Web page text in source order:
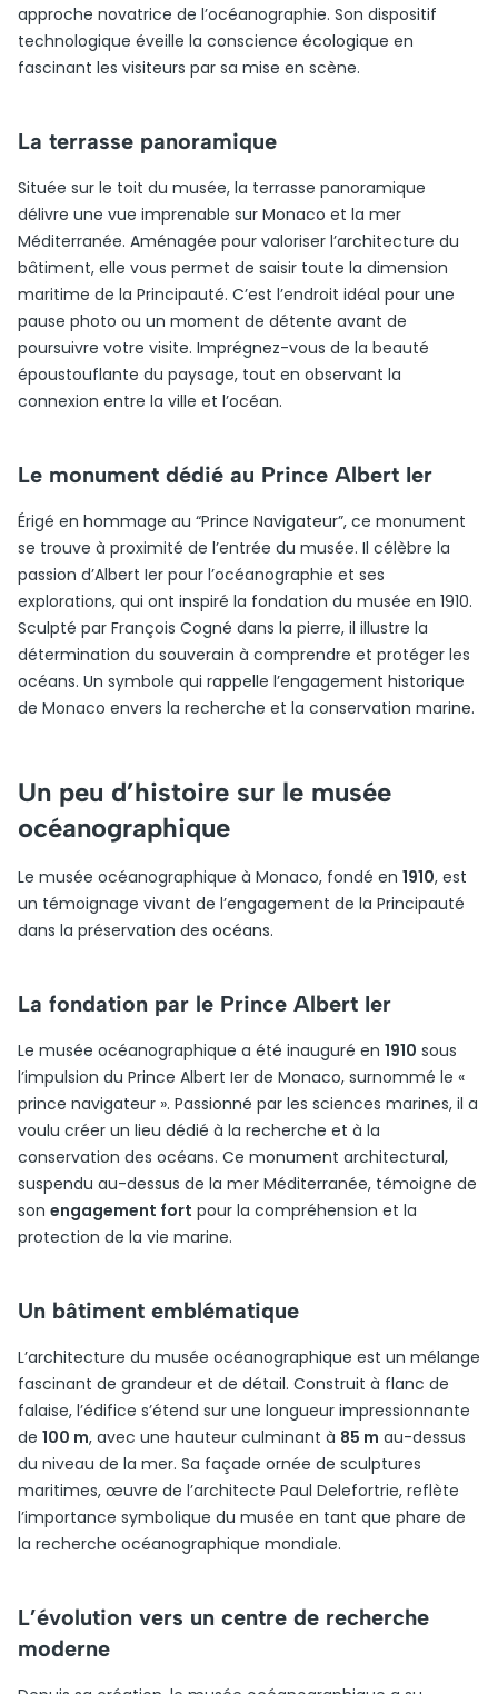
approche novatrice de l’océanographie. Son dispositif
technologique éveille la conscience écologique en
fascinant les visiteurs par sa mise en scène.
La terrasse panoramique
Située sur le toit du musée, la terrasse panoramique
délivre une vue imprenable sur Monaco et la mer
Méditerranée. Aménagée pour valoriser l’architecture du
bâtiment, elle vous permet de saisir toute la dimension
maritime de la Principauté. C’est l’endroit idéal pour une
pause photo ou un moment de détente avant de
poursuivre votre visite. Imprégnez-vous de la beauté
époustouflante du paysage, tout en observant la
connexion entre la ville et l’océan.
Le monument dédié au Prince Albert Ier
Érigé en hommage au “Prince Navigateur”, ce monument
se trouve à proximité de l’entrée du musée. Il célèbre la
passion d’Albert Ier pour l’océanographie et ses
explorations, qui ont inspiré la fondation du musée en 1910.
Sculpté par François Cogné dans la pierre, il illustre la
détermination du souverain à comprendre et protéger les
océans. Un symbole qui rappelle l’engagement historique
de Monaco envers la recherche et la conservation marine.
Un peu d’histoire sur le musée
océanographique
Le musée océanographique à Monaco, fondé en 1910, est
un témoignage vivant de l’engagement de la Principauté
dans la préservation des océans.
La fondation par le Prince Albert Ier
Le musée océanographique a été inauguré en 1910 sous
l’impulsion du Prince Albert Ier de Monaco, surnommé le «
prince navigateur ». Passionné par les sciences marines, il a
voulu créer un lieu dédié à la recherche et à la
conservation des océans. Ce monument architectural,
suspendu au-dessus de la mer Méditerranée, témoigne de
son engagement fort pour la compréhension et la
protection de la vie marine.
Un bâtiment emblématique
L’architecture du musée océanographique est un mélange
fascinant de grandeur et de détail. Construit à flanc de
falaise, l’édifice s’étend sur une longueur impressionnante
de 100 m, avec une hauteur culminant à 85 m au-dessus
du niveau de la mer. Sa façade ornée de sculptures
maritimes, œuvre de l’architecte Paul Delefortrie, reflète
l’importance symbolique du musée en tant que phare de
la recherche océanographique mondiale.
L’évolution vers un centre de recherche
moderne